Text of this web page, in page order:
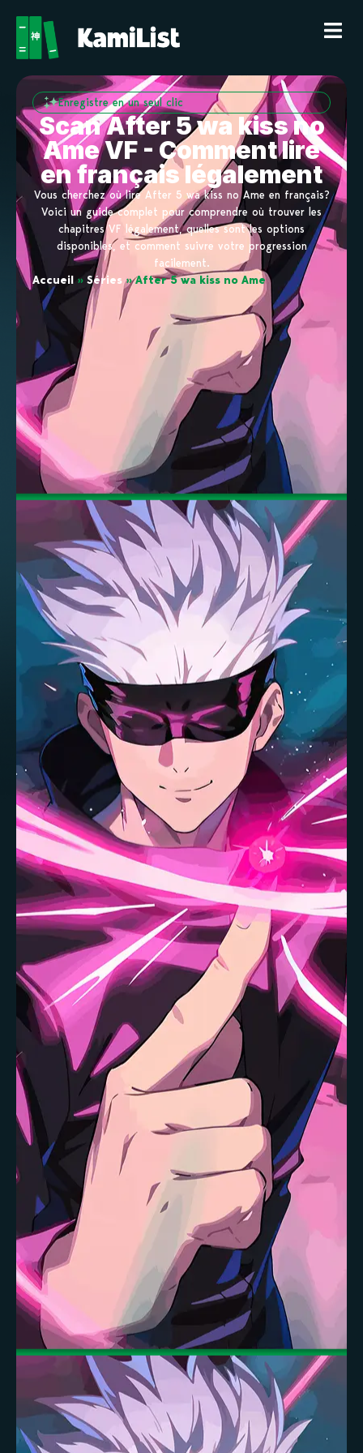
Enregistre en un seul clic
Scan After 5 wa kiss no
Ame VF - Comment lire
en français légalement
Vous cherchez où lire After 5 wa kiss no Ame en français?
Voici un guide complet pour comprendre où trouver les
chapitres VF légalement, quelles sont les options
disponibles, et comment suivre votre progression
facilement.
Accueil » Séries»After 5 wa kiss no Ame